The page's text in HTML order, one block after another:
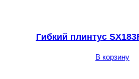
Гибкий плинтус
В корзину